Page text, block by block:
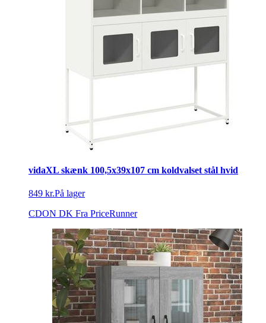
vidaXL skænk 100,5x39x107 cm koldvalset stål hvid
849 kr.På lager
CDON DK Fra PriceRunner